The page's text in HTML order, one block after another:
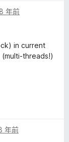
8 年前
in current
threads!)
年前